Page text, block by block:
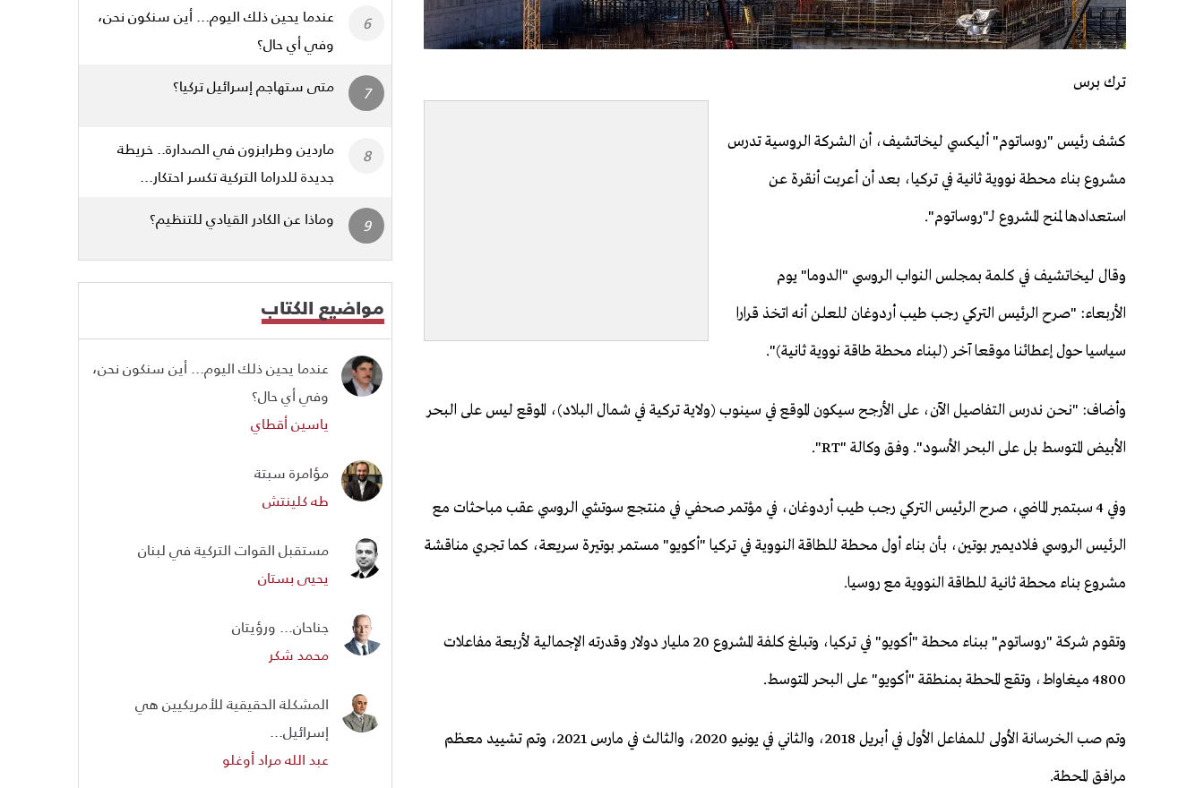
ترك برس
كشف رئيس "روساتوم" أليكسي ليخاتشيف، أن الشركة الروسية تدرس
مشروع بناء محطة نووية ثانية في تركيا، بعد أن أعربت أنقرة عن
استعدادها لمنح المشروع لـ"روساتوم".
وقال ليخاتشيف في كلمة بمجلس النواب الروسي "الدوما" يوم
الأربعاء: "صرح الرئيس التركي رجب طيب أردوغان للعلن أنه اتخذ قرارا
سياسيا حول إعطائنا موقعا آخر (لبناء محطة طاقة نووية ثانية)".
وأضاف: "نحن ندرس التفاصيل الآن، على الأرجح سيكون الموقع في سينوب (ولاية تركية في شمال البلاد)، الموقع ليس على البحر
الأبيض المتوسط بل على البحر الأسود". وفق وكالة "RT".
وفي 4 سبتمبر الماضي، صرح الرئيس التركي رجب طيب أردوغان، في مؤتمر صحفي في منتجع سوتشي الروسي عقب مباحثات مع
الرئيس الروسي فلاديمير بوتين، بأن بناء أول محطة للطاقة النووية في تركيا "أكويو" مستمر بوتيرة سريعة، كما تجري مناقشة
مشروع بناء محطة ثانية للطاقة النووية مع روسيا.
وتقوم شركة "روساتوم" ببناء محطة "أكويو" في تركيا، وتبلغ كلفة المشروع 20 مليار دولار وقدرته الإجمالية لأربعة مفاعلات
4800 ميغاواط، وتقع المحطة بمنطقة "أكويو" على البحر المتوسط.
وتم صب الخرسانة الأولى للمفاعل الأول في أبريل 2018، والثاني في يونيو 2020، والثالث في مارس 2021، وتم تشييد معظم
مرافق المحطة.
عندما يحين ذلك اليوم... أين سنكون نحن،
وفي أي حال؟
متى ستهاجم إسرائيل تركيا؟
ماردين وطرابزون في الصدارة.. خريطة
جديدة للدراما التركية تكسر احتكار...
وماذا عن الكادر القيادي للتنظيم؟
مواضيع الكتاب
عندما يحين ذلك اليوم... أين سنكون نحن،
وفي أي حال؟
ياسين أقطاي
مؤامرة سبتة
طه كلينتش
مستقبل القوات التركية في لبنان
يحيى بستان
جناحان... ورؤيتان
محمد شكر
المشكلة الحقيقية للأمريكيين هي
إسرائيل...
عبد الله مراد أوغلو